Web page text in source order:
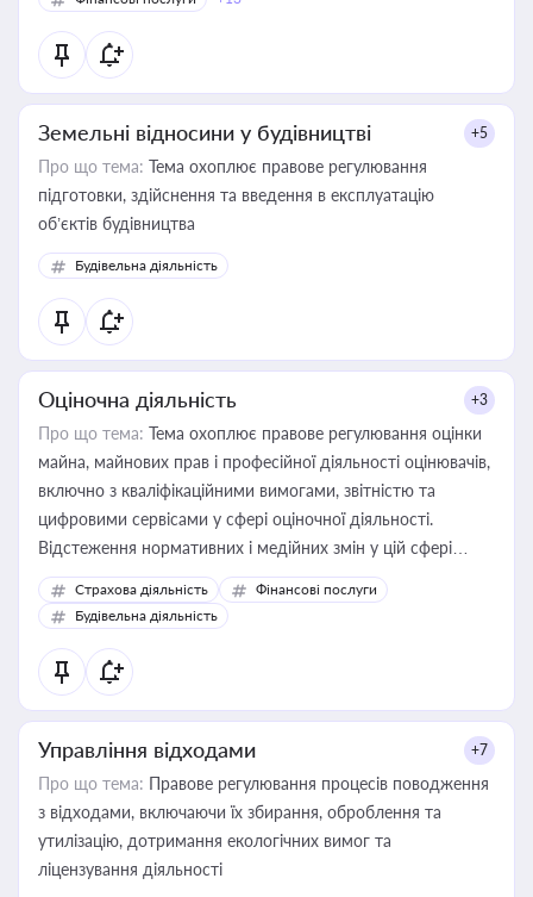
Земельні відносини у будівництві +5
Про що тема: Тема охоплює правове регулювання
підготовки, здійснення та введення в експлуатацію
об’єктів будівництва
Будівельна діяльність
Оціночна діяльність +3
Про що тема: Тема охоплює правове регулювання оцінки
майна, майнових прав і професійної діяльності оцінювачів,
включно з кваліфікаційними вимогами, звітністю та
цифровими сервісами у сфері оціночної діяльності.
Відстеження нормативних і медійних змін у цій сфері
корисне для власника бізнесу, керівника, юриста або
бухгалтера під час оподаткування, приватизації, оренди
державного майна, корпоративних угод і перевірки
статусу суб'єктів оціночної діяльності
Страхова діяльність
Фінансові послуги
Будівельна діяльність
Управління відходами +7
Про що тема: Правове регулювання процесів поводження
з відходами, включаючи їх збирання, оброблення та
утилізацію, дотримання екологічних вимог та
ліцензування діяльності